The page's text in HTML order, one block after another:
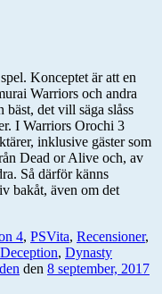
Konceptet är att en
Warriors och andra
det vill säga slåss
I Warriors Orochi 3
inklusive gäster som
Dead or Alive och, av
Så därför känns
bakåt, även om det
4, PSVita, Recensioner,
Deception, Dynasty
den 8 september, 2017